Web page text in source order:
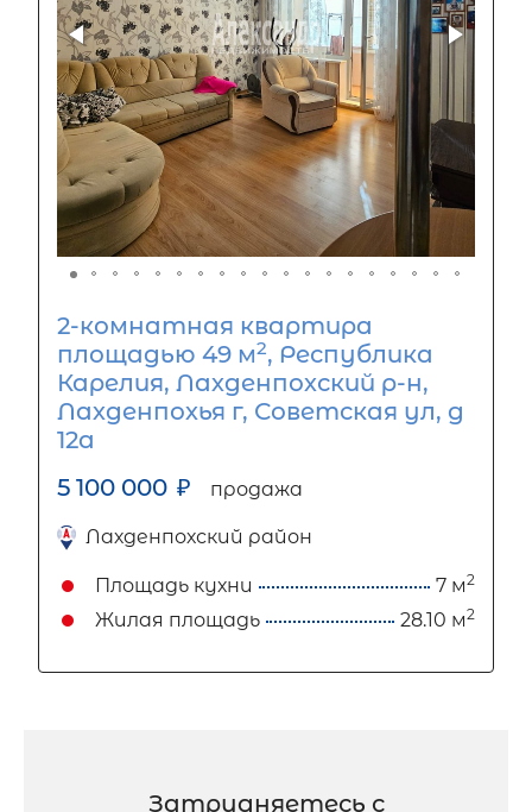
2-комнатная квартира
площадью 49 м2, Республика
Карелия, Лахденпохский р-н,
Лахденпохья г, Советская ул, д
12а
5 100 000 ₽ продажа
Лахденпохский район
Площадь кухни 7 м2
Жилая площадь 28.10 м2
Затрудняетесь с